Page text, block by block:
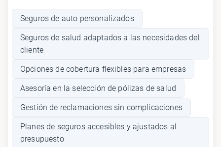
Seguros de auto personalizados
Seguros de salud adaptados a las necesidades del
cliente
Opciones de cobertura flexibles para empresas
Asesoría en la selección de pólizas de salud
Gestión de reclamaciones sin complicaciones
Planes de seguros accesibles y ajustados al
presupuesto